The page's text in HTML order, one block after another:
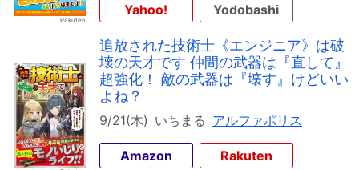
Yahoo!
Yodobashi
追放された技術士《エンジニア》は破
壊の天才です 仲間の武器は『直して』
超強化！ 敵の武器は『壊す』けどいい
よね？
9/21(木) いちまる アルファポリス
Amazon
Rakuten